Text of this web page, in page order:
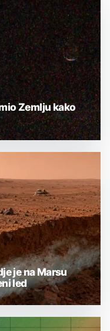
Zemlju kako
je na Marsu
led